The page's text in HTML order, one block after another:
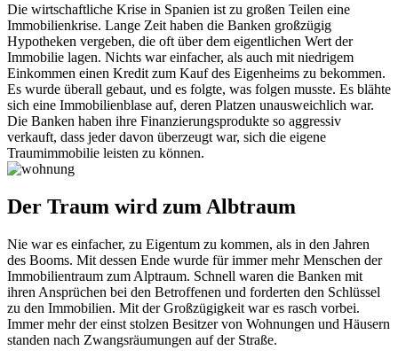
Die wirtschaftliche Krise in Spanien ist zu großen Teilen eine
Immobilienkrise. Lange Zeit haben die Banken großzügig
Hypotheken vergeben, die oft über dem eigentlichen Wert der
Immobilie lagen. Nichts war einfacher, als auch mit niedrigem
Einkommen einen Kredit zum Kauf des Eigenheims zu bekommen.
Es wurde überall gebaut, und es folgte, was folgen musste. Es blähte
sich eine Immobilienblase auf, deren Platzen unausweichlich war.
Die Banken haben ihre Finanzierungsprodukte so aggressiv
verkauft, dass jeder davon überzeugt war, sich die eigene
Traumimmobilie leisten zu können.
Der Traum wird zum Albtraum
Nie war es einfacher, zu Eigentum zu kommen, als in den Jahren
des Booms. Mit dessen Ende wurde für immer mehr Menschen der
Immobilientraum zum Alptraum. Schnell waren die Banken mit
ihren Ansprüchen bei den Betroffenen und forderten den Schlüssel
zu den Immobilien. Mit der Großzügigkeit war es rasch vorbei.
Immer mehr der einst stolzen Besitzer von Wohnungen und Häusern
standen nach Zwangsräumungen auf der Straße.